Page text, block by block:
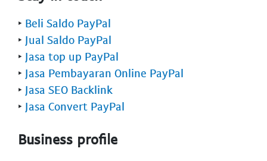
‣ Beli Saldo PayPal
‣ Jual Saldo PayPal
‣ Jasa top up PayPal
‣ Jasa Pembayaran Online PayPal
‣ Jasa SEO Backlink
‣ Jasa Convert PayPal
Business profile